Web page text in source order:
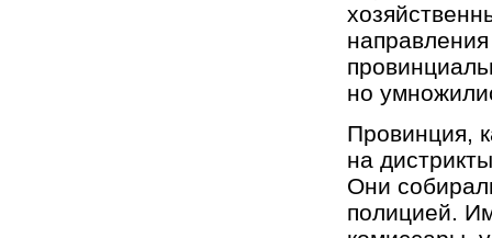
но
Провинция,
на
Они
полицией.